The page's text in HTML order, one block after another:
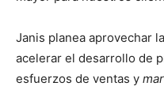
Janis planea aprovechar
acelerar el desarrollo de
esfuerzos de ventas y